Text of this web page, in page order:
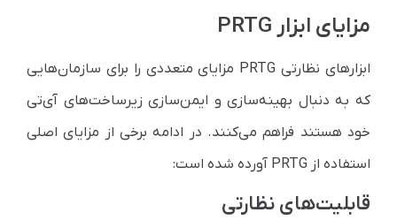
مزایای ابزار PRTG
ابزارهای نظارتی PRTG مزایای متعددی را برای سازمان‌هایی
که به دنبال بهینه‌سازی و ایمن‌سازی زیرساخت‌های آي‌تی
خود هستند فراهم می‌کنند. در ادامه برخی از مزایای اصلی
استفاده از PRTG آورده شده است:
قابلیت‌های نظارتی